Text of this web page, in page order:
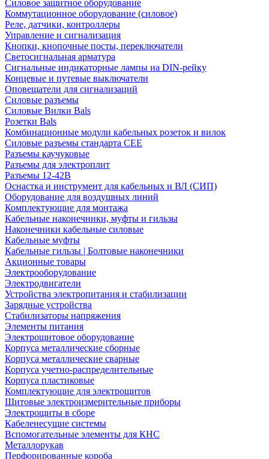
Силовое защитное оборудование
Коммутационное оборудование (силовое)
Реле, датчики, контроллеры
Управление и сигнализация
Кнопки, кнопочные посты, переключатели
Светосигнальная арматура
Сигнальные индикаторные лампы на DIN-рейку
Концевые и путевые выключатели
Оповещатели для сигнализаций
Силовые разъемы
Силовые Вилки Bals
Розетки Bals
Комбинационные модули кабельных розеток и вилок
Силовые разъемы стандарта CEE
Разъемы каучуковые
Разъемы для электроплит
Разъемы 12-42В
Оснастка и инструмент для кабельных и ВЛ (СИП)
Оборудование для воздушных линий
Комплектующие для монтажа
Кабельные наконечники, муфты и гильзы
Наконечники кабельные силовые
Кабельные муфты
Кабельные гильзы | Болтовые наконечники
Акционные товары
Электрооборудование
Электродвигатели
Устройства электропитания и стабилизации
Зарядные устройства
Стабилизаторы напряжения
Элементы питания
Электрощитовое оборудование
Корпуса металлические сборные
Корпуса металлические сварные
Корпуса учетно-распределительные
Корпуса пластиковые
Комплектующие для электрощитов
Щитовые электроизмерительные приборы
Электрощиты в сборе
Кабеленесущие системы
Вспомогательные элементы для КНС
Металлорукав
Перфорированные короба